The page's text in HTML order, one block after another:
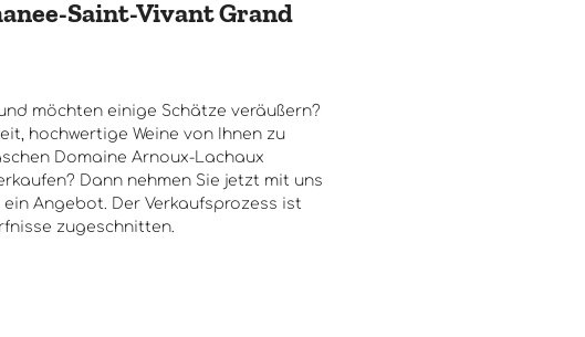
Saint-Vivant Grand
möchten einige Schätze veräußern?
hochwertige Weine von Ihnen zu
Domaine Arnoux-Lachaux
Dann nehmen Sie jetzt mit uns
Angebot. Der Verkaufsprozess ist
zugeschnitten.